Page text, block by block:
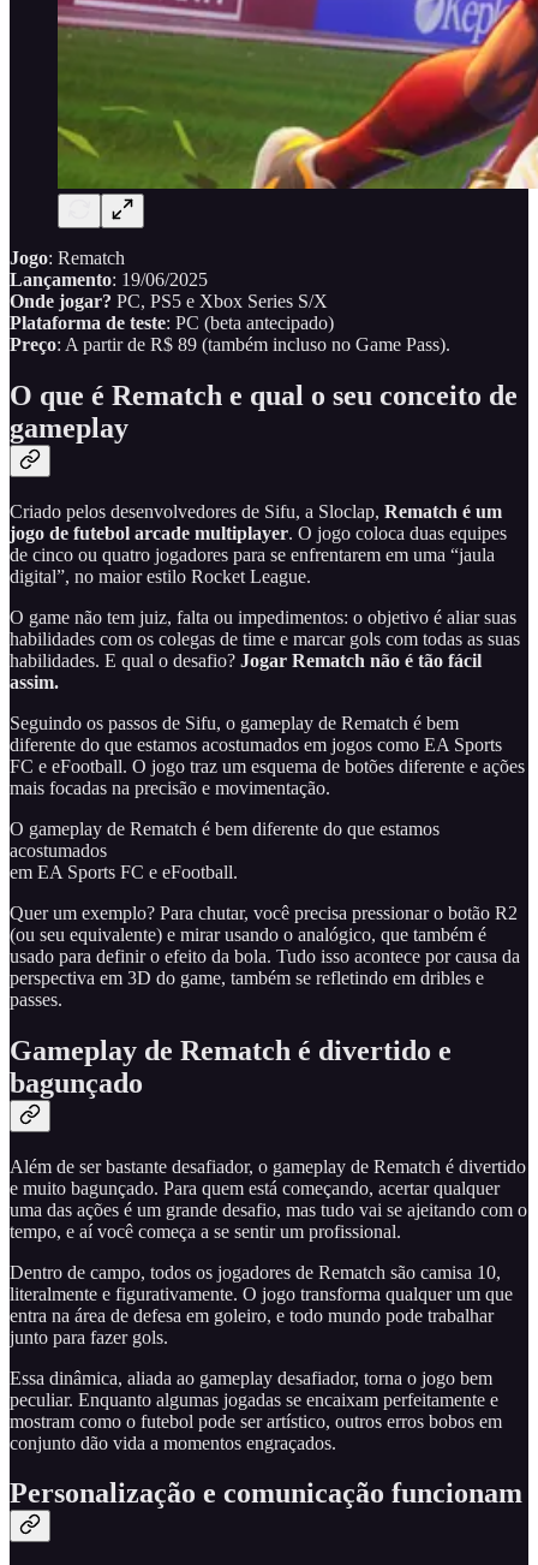
Jogo: Rematch
Lançamento: 19/06/2025
Onde jogar? PC, PS5 e Xbox Series S/X
Plataforma de teste: PC (beta antecipado)
Preço: A partir de R$ 89 (também incluso no Game Pass).
O que é Rematch e qual o seu conceito de
gameplay
Criado pelos desenvolvedores de Sifu, a Sloclap, Rematch é um
jogo de futebol arcade multiplayer. O jogo coloca duas equipes
de cinco ou quatro jogadores para se enfrentarem em uma “jaula
digital”, no maior estilo Rocket League.
O game não tem juiz, falta ou impedimentos: o objetivo é aliar suas
habilidades com os colegas de time e marcar gols com todas as suas
habilidades. E qual o desafio? Jogar Rematch não é tão fácil
assim.
Seguindo os passos de Sifu, o gameplay de Rematch é bem
diferente do que estamos acostumados em jogos como EA Sports
FC e eFootball. O jogo traz um esquema de botões diferente e ações
mais focadas na precisão e movimentação.
O gameplay de Rematch é bem diferente do que estamos
acostumados
em EA Sports FC e eFootball.
Quer um exemplo? Para chutar, você precisa pressionar o botão R2
(ou seu equivalente) e mirar usando o analógico, que também é
usado para definir o efeito da bola. Tudo isso acontece por causa da
perspectiva em 3D do game, também se refletindo em dribles e
passes.
Gameplay de Rematch é divertido e
bagunçado
Além de ser bastante desafiador, o gameplay de Rematch é divertido
e muito bagunçado. Para quem está começando, acertar qualquer
uma das ações é um grande desafio, mas tudo vai se ajeitando com o
tempo, e aí você começa a se sentir um profissional.
Dentro de campo, todos os jogadores de Rematch são camisa 10,
literalmente e figurativamente. O jogo transforma qualquer um que
entra na área de defesa em goleiro, e todo mundo pode trabalhar
junto para fazer gols.
Essa dinâmica, aliada ao gameplay desafiador, torna o jogo bem
peculiar. Enquanto algumas jogadas se encaixam perfeitamente e
mostram como o futebol pode ser artístico, outros erros bobos em
conjunto dão vida a momentos engraçados.
Personalização e comunicação funcionam